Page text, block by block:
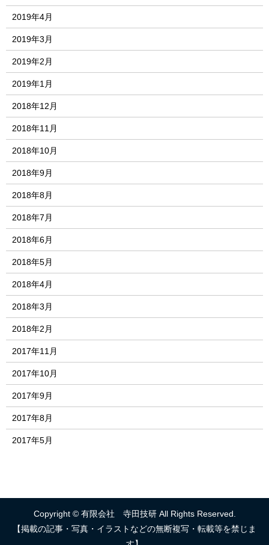
2019年4月
2019年3月
2019年2月
2019年1月
2018年12月
2018年11月
2018年10月
2018年9月
2018年8月
2018年7月
2018年6月
2018年5月
2018年4月
2018年3月
2018年2月
2017年11月
2017年10月
2017年9月
2017年8月
2017年5月
Copyright © 有限会社 寺田技研 All Rights Reserved.
【掲載の記事・写真・イラストなどの無断複写・転載等を禁じま